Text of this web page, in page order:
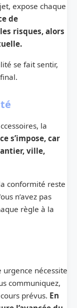
expose chaque
de
risques, alors
se fait sentir,
la
s’impose, car
ville,
conformité reste
n’avez pas
règle à la
urgence nécessite
communiquez,
prévus. En